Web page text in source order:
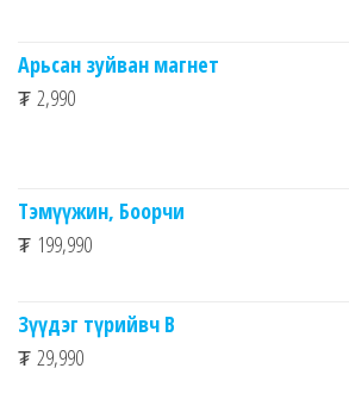
Арьсан зуйван магнет
₮ 2,990
Тэмүүжин, Боорчи
₮ 199,990
Зүүдэг түрийвч B
₮ 29,990